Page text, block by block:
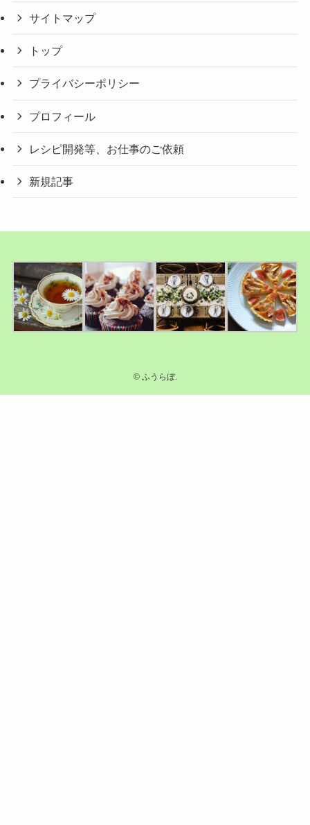
サイトマップ
トップ
プライバシーポリシー
プロフィール
レシピ開発等、お仕事のご依頼
新規記事
©ふうらぼ.